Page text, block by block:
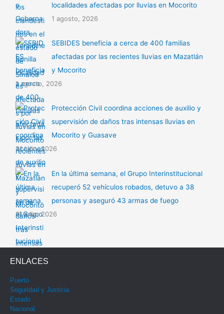
localidades afectadas por lluvias en Mocorito
1 agosto, 2026
SEBIDES beneficia a cerca de 400 familias
afectadas por las recientes lluvias en Mazatlán
y Mocorito
1 agosto, 2026
Protección Civil coordina acciones de auxilio y
supervisión de daños tras intensas lluvias en
Mocorito y Guasave
31 julio, 2026
En la última semana, el Grupo Interinstitucional
recuperó 52 vehículos robados, detuvo a 38
personas y aseguró 43 armas de fuego
31 julio, 2026
ENLACES
Puerto
Seguridad y Justicia
Estado
Nacional